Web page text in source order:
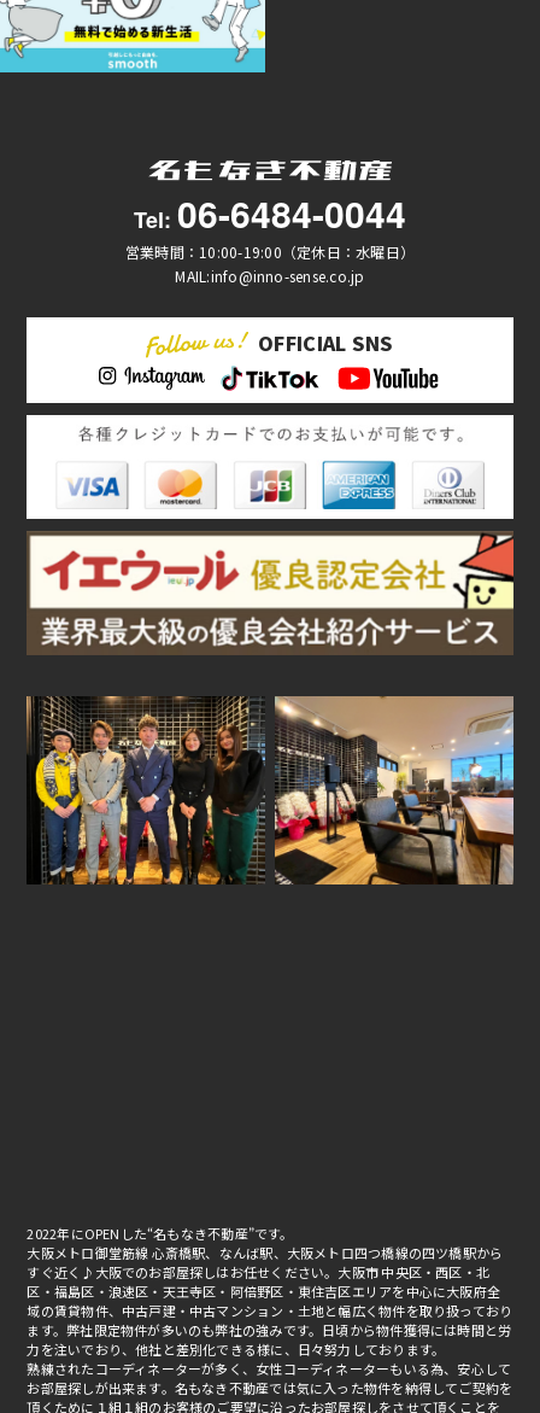
Tel: 06-6484-0044
営業時間：10:00-19:00（定休日：水曜日）
MAIL:info@inno-sense.co.jp
OFFICIAL SNS
2022年にOPENした“名もなき不動産”です。
大阪メトロ御堂筋線 心斎橋駅、なんば駅、大阪メトロ四つ橋線の四ツ橋駅から
すぐ近く♪大阪でのお部屋探しはお任せください。大阪市 中央区・西区・北
区・福島区・浪速区・天王寺区・阿倍野区・東住吉区エリアを中心に大阪府全
域の賃貸物件、中古戸建・中古マンション・土地と幅広く物件を取り扱っており
ます。弊社限定物件が多いのも弊社の強みです。日頃から物件獲得には時間と労
力を注いでおり、他社と差別化できる様に、日々努力しております。
熟練されたコーディネーターが多く、女性コーディネーターもいる為、安心して
お部屋探しが出来ます。名もなき不動産では気に入った物件を納得してご契約を
頂くために１組１組のお客様のご要望に沿ったお部屋探しをさせて頂くことを